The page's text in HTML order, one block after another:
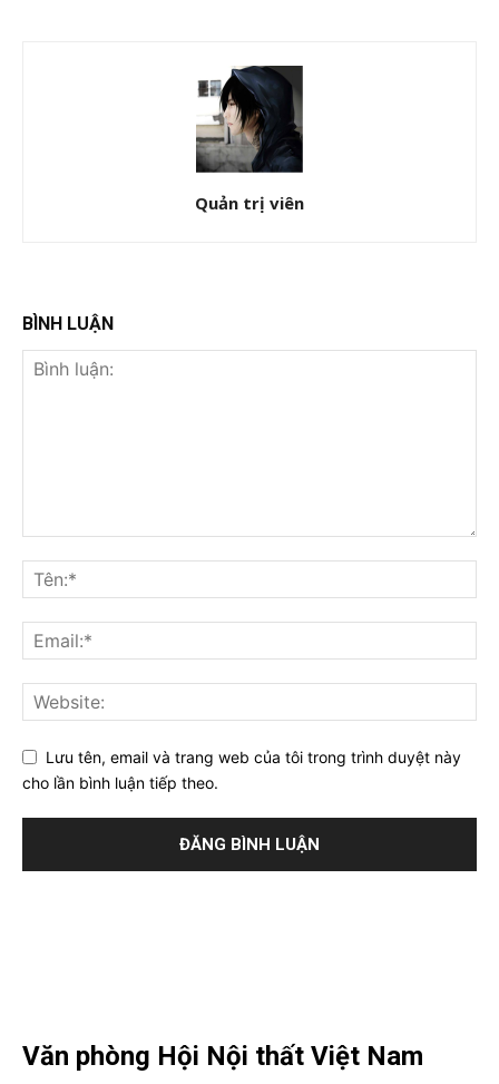
Quản trị viên
BÌNH LUẬN
Lưu tên, email và trang web của tôi trong trình duyệt này
cho lần bình luận tiếp theo.
Văn phòng Hội Nội thất Việt Nam